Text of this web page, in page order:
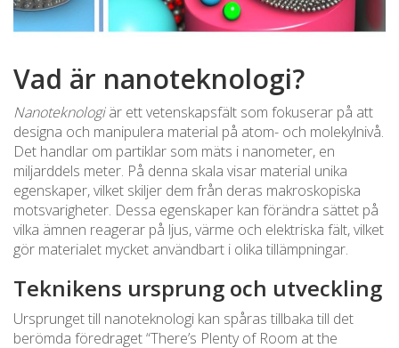
Vad är nanoteknologi?
Nanoteknologiär ett vetenskapsfält som fokuserar på att
designa och manipulera material på atom- och molekylnivå.
Det handlar om partiklar som mäts i nanometer, en
miljarddels meter. På denna skala visar material unika
egenskaper, vilket skiljer dem från deras makroskopiska
motsvarigheter. Dessa egenskaper kan förändra sättet på
vilka ämnen reagerar på ljus, värme och elektriska fält, vilket
gör materialet mycket användbart i olika tillämpningar.
Teknikens ursprung och utveckling
Ursprunget till nanoteknologi kan spåras tillbaka till det
berömda föredraget “There’s Plenty of Room at the